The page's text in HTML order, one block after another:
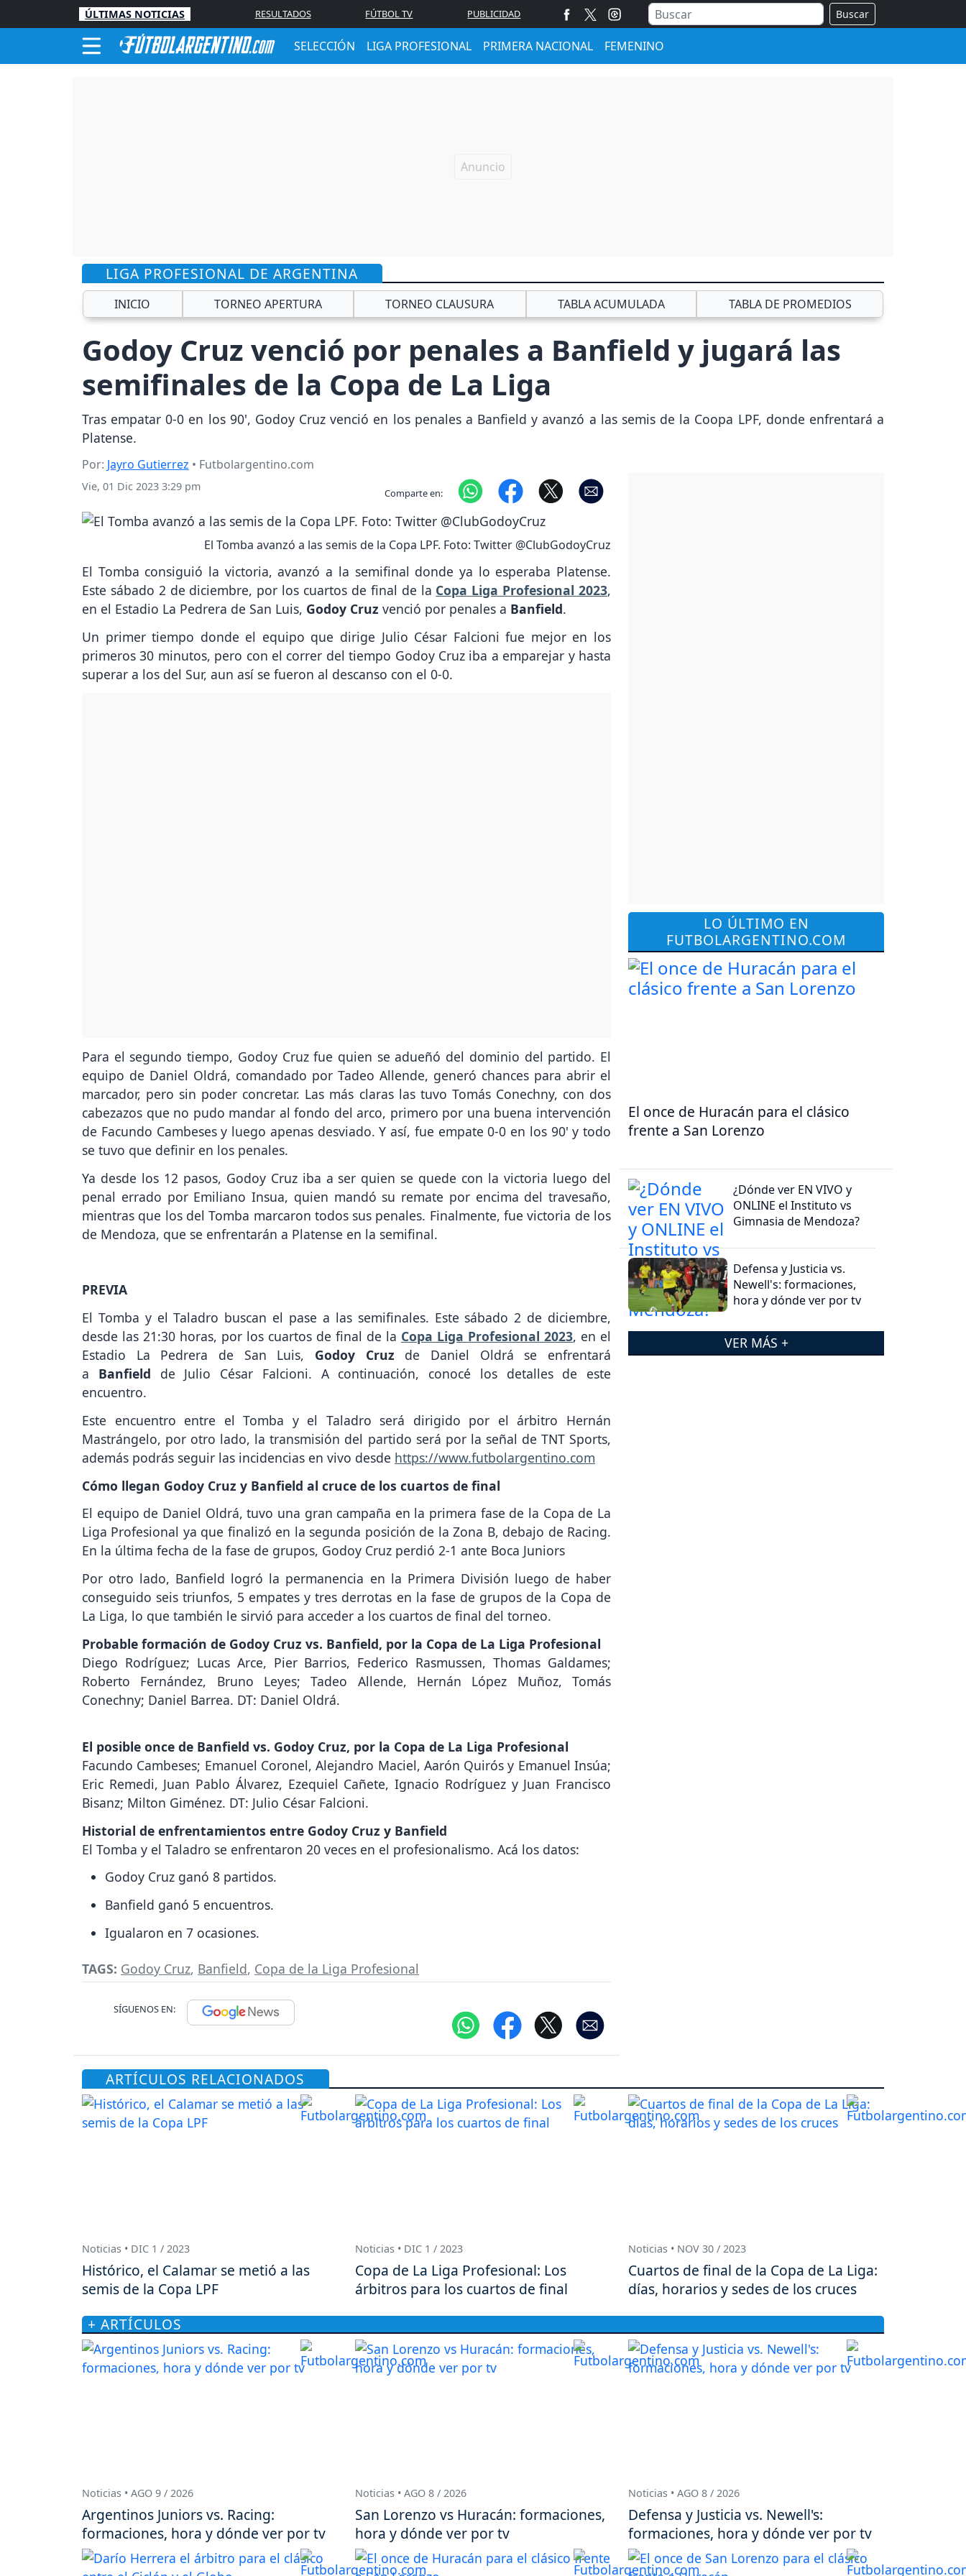
ÚLTIMAS NOTICIAS RESULTADOS FÚTBOL TV PUBLICIDAD Buscar
SELECCIÓN LIGA PROFESIONAL PRIMERA NACIONAL FEMENINO
LIGA PROFESIONAL DE ARGENTINA
INICIO TORNEO APERTURA TORNEO CLAUSURA TABLA ACUMULADA TABLA DE PROMEDIOS
Godoy Cruz venció por penales a Banfield y jugará las
semifinales de la Copa de La Liga
Tras empatar 0-0 en los 90', Godoy Cruz venció en los penales a Banfield y avanzó a las semis de la Coopa LPF, donde enfrentará a
Platense.
Por: Jayro Gutierrez • Futbolargentino.com
Vie, 01 Dic 2023 3:29 pm Comparte en:
El Tomba avanzó a las semis de la Copa LPF. Foto: Twitter @ClubGodoyCruz
El Tomba consiguió la victoria, avanzó a la semifinal donde ya lo esperaba Platense.
Este sábado 2 de diciembre, por los cuartos de final de la Copa Liga Profesional 2023,
en el Estadio La Pedrera de San Luis, Godoy Cruz venció por penales a Banfield.
Un primer tiempo donde el equipo que dirige Julio César Falcioni fue mejor en los
primeros 30 minutos, pero con el correr del tiempo Godoy Cruz iba a emparejar y hasta
superar a los del Sur, aun así se fueron al descanso con el 0-0.
Para el segundo tiempo, Godoy Cruz fue quien se adueñó del dominio del partido. El
equipo de Daniel Oldrá, comandado por Tadeo Allende, generó chances para abrir el
marcador, pero sin poder concretar. Las más claras las tuvo Tomás Conechny, con dos
cabezazos que no pudo mandar al fondo del arco, primero por una buena intervención
de Facundo Cambeses y luego apenas desviado. Y así, fue empate 0-0 en los 90' y todo
se tuvo que definir en los penales.
Ya desde los 12 pasos, Godoy Cruz iba a ser quien se quede con la victoria luego del
penal errado por Emiliano Insua, quien mandó su remate por encima del travesaño,
mientras que los del Tomba marcaron todos sus penales. Finalmente, fue victoria de los
de Mendoza, que se enfrentarán a Platense en la semifinal.
PREVIA
El Tomba y el Taladro buscan el pase a las semifinales. Este sábado 2 de diciembre,
desde las 21:30 horas, por los cuartos de final de la Copa Liga Profesional 2023, en el
Estadio La Pedrera de San Luis, Godoy Cruz de Daniel Oldrá se enfrentará
a Banfield de Julio César Falcioni. A continuación, conocé los detalles de este
encuentro.
Este encuentro entre el Tomba y el Taladro será dirigido por el árbitro Hernán
Mastrángelo, por otro lado, la transmisión del partido será por la señal de TNT Sports,
además podrás seguir las incidencias en vivo desde https://www.futbolargentino.com
Cómo llegan Godoy Cruz y Banfield al cruce de los cuartos de final
El equipo de Daniel Oldrá, tuvo una gran campaña en la primera fase de la Copa de La
Liga Profesional ya que finalizó en la segunda posición de la Zona B, debajo de Racing.
En la última fecha de la fase de grupos, Godoy Cruz perdió 2-1 ante Boca Juniors
Por otro lado, Banfield logró la permanencia en la Primera División luego de haber
conseguido seis triunfos, 5 empates y tres derrotas en la fase de grupos de la Copa de
La Liga, lo que también le sirvió para acceder a los cuartos de final del torneo.
Probable formación de Godoy Cruz vs. Banfield, por la Copa de La Liga Profesional
Diego Rodríguez; Lucas Arce, Pier Barrios, Federico Rasmussen, Thomas Galdames;
Roberto Fernández, Bruno Leyes; Tadeo Allende, Hernán López Muñoz, Tomás
Conechny; Daniel Barrea. DT: Daniel Oldrá.
El posible once de Banfield vs. Godoy Cruz, por la Copa de La Liga Profesional
Facundo Cambeses; Emanuel Coronel, Alejandro Maciel, Aarón Quirós y Emanuel Insúa;
Eric Remedi, Juan Pablo Álvarez, Ezequiel Cañete, Ignacio Rodríguez y Juan Francisco
Bisanz; Milton Giménez. DT: Julio César Falcioni.
Historial de enfrentamientos entre Godoy Cruz y Banfield
El Tomba y el Taladro se enfrentaron 20 veces en el profesionalismo. Acá los datos:
Godoy Cruz ganó 8 partidos.
Banfield ganó 5 encuentros.
Igualaron en 7 ocasiones.
TAGS: Godoy Cruz, Banfield, Copa de la Liga Profesional
SÍGUENOS EN:
LO ÚLTIMO EN
FUTBOLARGENTINO.COM
El once de Huracán para el clásico
frente a San Lorenzo
¿Dónde ver EN VIVO y
ONLINE el Instituto vs
Gimnasia de Mendoza?
Defensa y Justicia vs.
Newell's: formaciones,
hora y dónde ver por tv
VER MÁS +
ARTÍCULOS RELACIONADOS
Noticias • DIC 1 / 2023
Histórico, el Calamar se metió a las
semis de la Copa LPF
Noticias • DIC 1 / 2023
Copa de La Liga Profesional: Los
árbitros para los cuartos de final
Noticias • NOV 30 / 2023
Cuartos de final de la Copa de La Liga:
días, horarios y sedes de los cruces
+ ARTÍCULOS
Noticias • AGO 9 / 2026
Argentinos Juniors vs. Racing:
formaciones, hora y dónde ver por tv
Noticias • AGO 8 / 2026
San Lorenzo vs Huracán: formaciones,
hora y dónde ver por tv
Noticias • AGO 8 / 2026
Defensa y Justicia vs. Newell's:
formaciones, hora y dónde ver por tv